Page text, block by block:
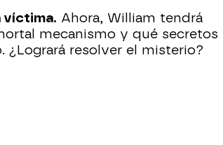
víctima. Ahora, William tendrá
mecanismo y qué secretos
resolver el misterio?